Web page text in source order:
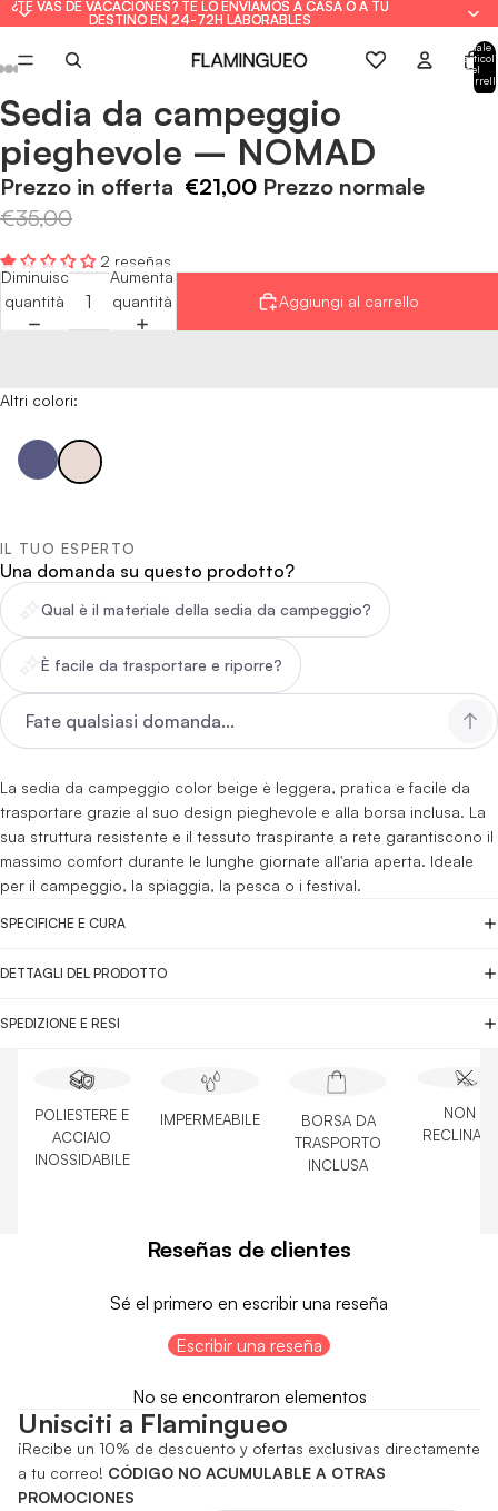
¿TE VAS DE VACACIONES? TE LO ENVIAMOS A CASA O A TU
DESTINO EN 24-72H LABORABLES
¿TE VAS DE VACACIONES? TE LO ENVIAMOS A CASA O A TU
DESTINO EN 24-72H LABORABLES
Totale
articoli
nel
Apri
immagine
a
schermo
Apri
immagine
a
schermo
Apri
immagine
a
schermo
Apri
immagine
a
schermo
Apri
immagine
a
schermo
Apri
immagine
a
schermo
Apri
immagine
a
schermo
Sedia da campeggio
pieghevole – NOMAD
Prezzo in offerta €21,00 Prezzo normale
€35,00
2 reseñas
Diminuisci
quantità
Aumenta
quantità
Aggiungi al carrello
Altri colori:
IL TUO ESPERTO
Una domanda su questo prodotto?
Qual è il materiale della sedia da campeggio?
È facile da trasportare e riporre?
La sedia da campeggio color beige è leggera, pratica e facile da
trasportare grazie al suo design pieghevole e alla borsa inclusa. La
sua struttura resistente e il tessuto traspirante a rete garantiscono il
massimo comfort durante le lunghe giornate all'aria aperta. Ideale
per il campeggio, la spiaggia, la pesca o i festival.
SPECIFICHE E CURA
DETTAGLI DEL PRODOTTO
SPEDIZIONE E RESI
POLIESTERE E
ACCIAIO
INOSSIDABILE
IMPERMEABILE
BORSA DA
TRASPORTO
INCLUSA
NON È
Reseñas de clientes
Sé el primero en escribir una reseña
Escribir una reseña
No se encontraron elementos
Unisciti a Flamingueo
¡Recibe un 10% de descuento y ofertas exclusivas directamente
a tu correo! CÓDIGO NO ACUMULABLE A OTRAS
PROMOCIONES